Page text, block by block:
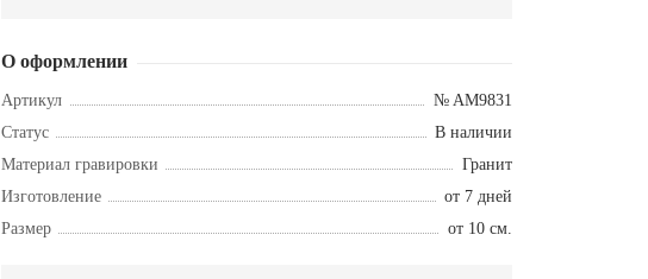
О оформлении
Артикул
№ AM9831
Статус
В наличии
Материал гравировки
Гранит
Изготовление
от 7 дней
Размер
от 10 см.